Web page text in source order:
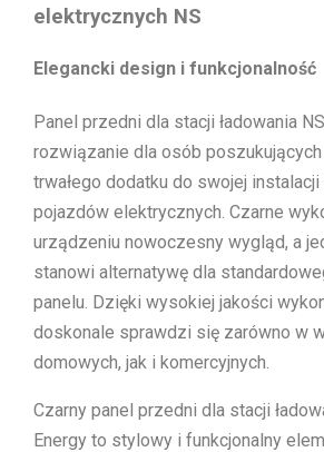
elektrycznych NS
Elegancki design i funkcjonalność
Panel przedni dla stacji ładowania
rozwiązanie dla osób
trwałego dodatku do swojej instalacji
pojazdów elektrycznych. Czarne
urządzeniu nowoczesny wygląd, a
stanowi alternatywę dla
panelu. Dzięki wysokiej jakości
doskonale sprawdzi się zarówno w
domowych, jak i komercyjnych.
Czarny panel przedni dla stacji
Energy to stylowy i funkcjonalny